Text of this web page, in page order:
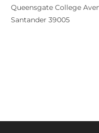
Queensgate College
Santander 39005